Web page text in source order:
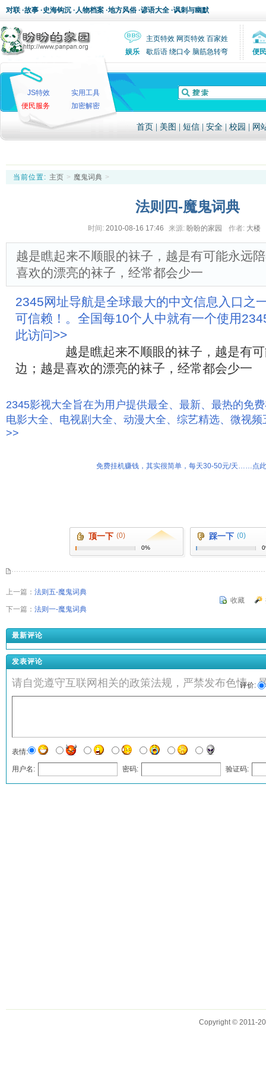
对联 ·故事 ·史海钩沉 ·人物档案 ·地方风俗 ·谚语大全 ·讽刺与幽默
主页特效 网页特效 百家姓
娱乐
歇后语 绕口令 脑筋急转弯 便民
JS特效
实用工具
便民服务
加密解密
首页 美图 短信 安全 校园 网
当前位置: 主页 > 魔鬼词典 >
法则四-魔鬼词典
时间: 2010-08-16 17:46 来源: 盼盼的家园 作者: 大楼
越是瞧起来不顺眼的袜子，越是有可能永远
喜欢的漂亮的袜子，经常都会少一
2345网址导航是全球最大的中文信息入口之
可信赖！。全国每10个人中就有一个使用
此访问>>
越是瞧起来不顺眼的袜子，越是有可
边；越是喜欢的漂亮的袜子，经常都会少一
2345影视大全旨在为用户提供最全、最新、最热的免
电影大全、电视剧大全、动漫大全、综艺精选、微视
>>
免费挂机赚钱，其实很简单，每天30-50元/天……点
顶一下 (0)
0%
踩一下 (0)
上一篇： 法则五-魔鬼词典
下一篇： 法则一-魔鬼词典
收藏
最新评论
发表评论
请自觉遵守互联网相关的政策法规，严禁发布色情、
评价:
表情:
用户名: 密码: 验证码:
Copyright © 2011-